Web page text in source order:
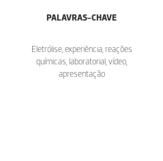
PALAVRAS-CHAVE
Eletrólise, experiência, reações
químicas, laboratorial, vídeo,
apresentação